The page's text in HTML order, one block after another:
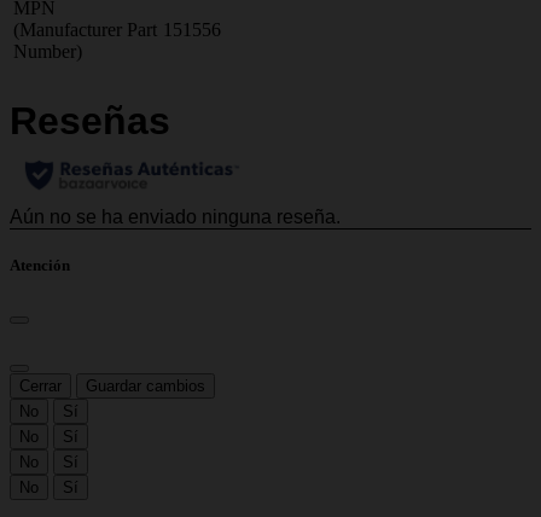
MPN
(Manufacturer Part
Number)
151556
Atención
Cerrar
Guardar cambios
No
Sí
No
Sí
No
Sí
No
Sí